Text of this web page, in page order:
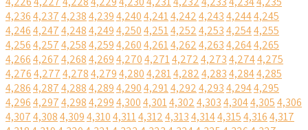
4,2364,2374,2384,2394,2404,2414,2424,2434,2444,245
4,2464,2474,2484,2494,2504,2514,2524,2534,2544,255
4,2564,2574,2584,2594,2604,2614,2624,2634,2644,265
4,2664,2674,2684,2694,2704,2714,2724,2734,2744,275
4,2764,2774,2784,2794,2804,2814,2824,2834,2844,285
4,2864,2874,2884,2894,2904,2914,2924,2934,2944,295
4,2964,2974,2984,2994,3004,3014,3024,3034,3044,3054,306
4,3074,3084,3094,3104,3114,3124,3134,3144,3154,3164,317